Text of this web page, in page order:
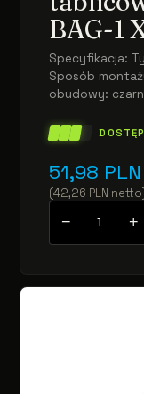
BAG-1
Specyfikacja:
Sposób
obudowy:
51,98 PLN
(42,26 PLN netto
− +